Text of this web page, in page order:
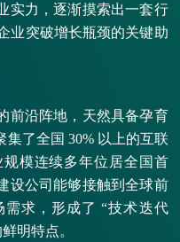
实力，逐渐摸索出一套行
业突破增长瓶颈的关键助
前沿阵地，天然具备孕育
了全国 30% 以上的互联
模连续多年位居全国首
设公司能够接触到全球前
求，形成了 “技术迭代
明特点。